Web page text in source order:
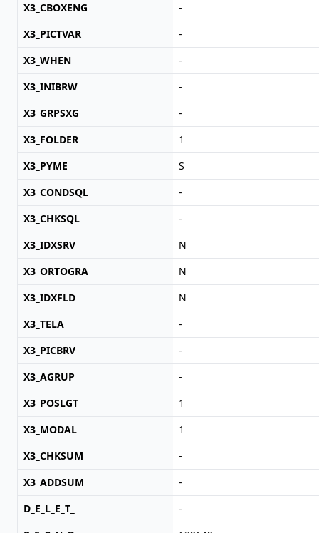
X3_CBOXENG
-
X3_PICTVAR
-
X3_WHEN
-
X3_INIBRW
-
X3_GRPSXG
-
X3_FOLDER
1
X3_PYME
S
X3_CONDSQL
-
X3_CHKSQL
-
X3_IDXSRV
N
X3_ORTOGRA
N
X3_IDXFLD
N
X3_TELA
-
X3_PICBRV
-
X3_AGRUP
-
X3_POSLGT
1
X3_MODAL
1
X3_CHKSUM
-
X3_ADDSUM
-
D_E_L_E_T_
-